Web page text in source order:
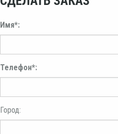
Имя*:
Телефон*:
Город: